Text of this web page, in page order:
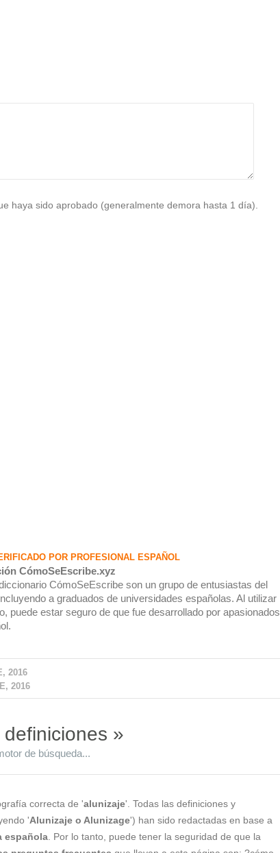
haya sido aprobado (generalmente demora hasta 1 día).
POR PROFESIONAL ESPAÑOL
CómoSeEscribe.xyz
CómoSeEscribe son un grupo de entusiastas del
a graduados de universidades españolas. Al utilizar
puede estar seguro de que fue desarrollado por apasionados
2016
2016
»
de búsqueda...
correcta de 'alunizaje'. Todas las definiciones y
'Alunizaje o Alunizage') han sido redactadas en base a
española . Por lo tanto, puede tener la seguridad de que la